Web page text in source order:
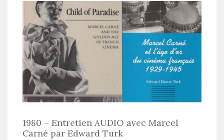
1980 – Entretien AUDIO avec Marcel
Carné par Edward Turk